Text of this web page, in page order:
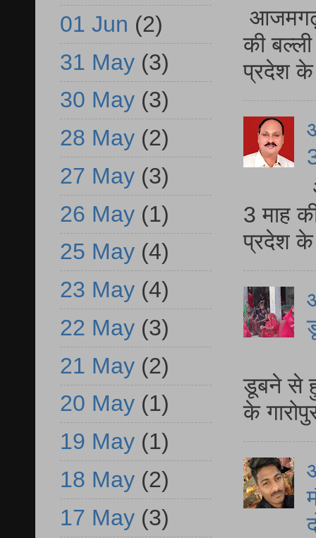
आजमगढ़
की
प्रदेश
3 माह
प्रदेश
डूबने से
के
01 Jun (2)
31 May (3)
30 May (3)
28 May (2)
27 May (3)
26 May (1)
25 May (4)
23 May (4)
22 May (3)
21 May (2)
20 May (1)
19 May (1)
18 May (2)
17 May (3)